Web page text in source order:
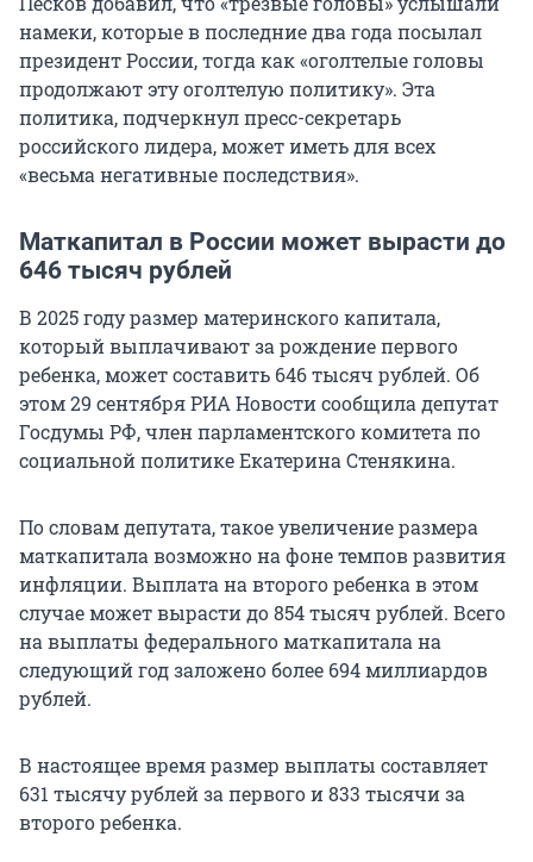
намеки, которые в последние два года посылал
президент России, тогда как «оголтелые головы
продолжают эту оголтелую политику». Эта
политика, подчеркнул пресс-секретарь
российского лидера, может иметь для всех
«весьма негативные последствия».
Маткапитал в России может вырасти до
646 тысяч рублей
В 2025 году размер материнского капитала,
который выплачивают за рождение первого
ребенка, может составить 646 тысяч рублей. Об
этом 29 сентября РИА Новости сообщила депутат
Госдумы РФ, член парламентского комитета по
социальной политике Екатерина Стенякина.
По словам депутата, такое увеличение размера
маткапитала возможно на фоне темпов развития
инфляции. Выплата на второго ребенка в этом
случае может вырасти до 854 тысяч рублей. Всего
на выплаты федерального маткапитала на
следующий год заложено более 694 миллиардов
рублей.
В настоящее время размер выплаты составляет
631 тысячу рублей за первого и 833 тысячи за
второго ребенка.